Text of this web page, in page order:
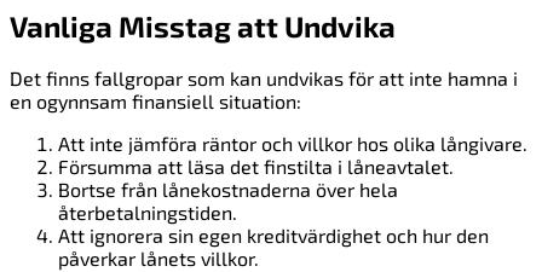
Vanliga Misstag att Undvika
Det finns fallgropar som kan undvikas för att inte hamna i
en ogynnsam finansiell situation:
Att inte jämföra räntor och villkor hos olika långivare.
Försumma att läsa det finstilta i låneavtalet.
Bortse från lånekostnaderna över hela
återbetalningstiden.
Att ignorera sin egen kreditvärdighet och hur den
påverkar lånets villkor.